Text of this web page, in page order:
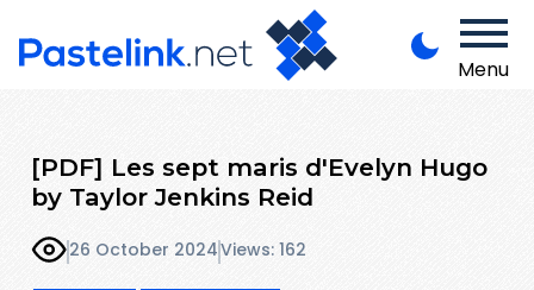
Menu
[PDF] Les sept maris d'Evelyn Hugo
by Taylor Jenkins Reid
26 October 2024Views: 162